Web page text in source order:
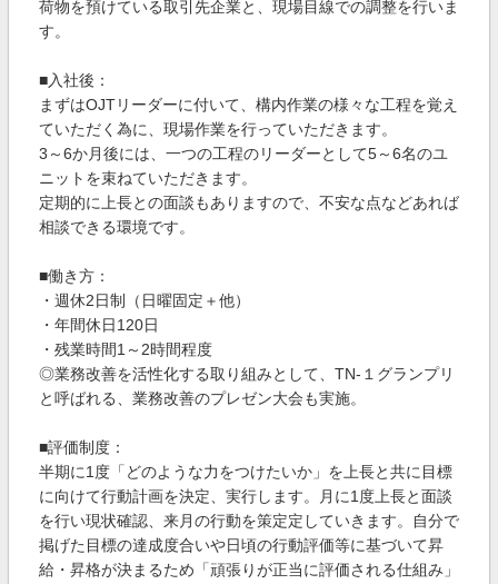
荷物を預けている取引先企業と、現場目線での調整を行いま
す。
■入社後：
まずはOJTリーダーに付いて、構内作業の様々な工程を覚え
ていただく為に、現場作業を行っていただきます。
3～6か月後には、一つの工程のリーダーとして5～6名のユ
ニットを束ねていただきます。
定期的に上長との面談もありますので、不安な点などあれば
相談できる環境です。
■働き方：
・週休2日制（日曜固定＋他）
・年間休日120日
・残業時間1～2時間程度
◎業務改善を活性化する取り組みとして、TN-１グランプリ
と呼ばれる、業務改善のプレゼン大会も実施。
■評価制度：
半期に1度「どのような力をつけたいか」を上長と共に目標
に向けて行動計画を決定、実行します。月に1度上長と面談
を行い現状確認、来月の行動を策定定していきます。自分で
掲げた目標の達成度合いや日頃の行動評価等に基づいて昇
給・昇格が決まるため「頑張りが正当に評価される仕組み」